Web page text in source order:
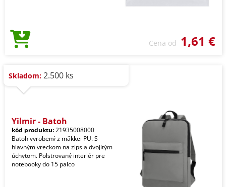
Cena od 1,61 €
Skladom: 2.500 ks
Yilmir - Batoh
kód produktu:21935008000
Batoh vyrobený z mäkkej PU. S
hlavným vreckom na zips a dvojitým
úchytom. Polstrovaný interiér pre
notebooky do 15 palco